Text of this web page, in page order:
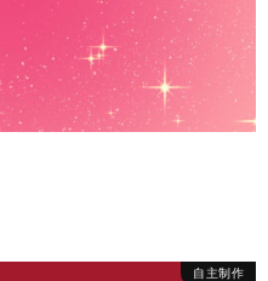
自主制作